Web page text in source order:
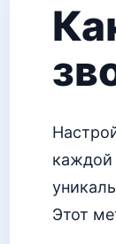
каждой
Этот